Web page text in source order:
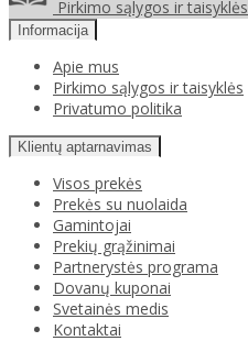
Pirkimo sąlygos ir taisyklės
Informacija
Apie mus
Pirkimo sąlygos ir taisyklės
Privatumo politika
Klientų aptarnavimas
Visos prekės
Prekės su nuolaida
Gamintojai
Prekių grąžinimai
Partnerystės programa
Dovanų kuponai
Svetainės medis
Kontaktai